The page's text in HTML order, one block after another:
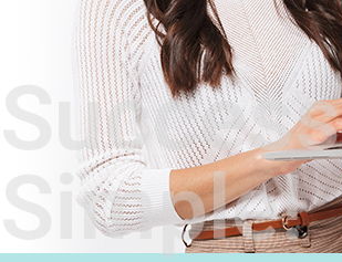
Simple!